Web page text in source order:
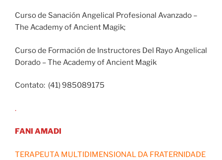
Curso de Sanación Angelical Profesional Avanzado –
The Academy of Ancient Magik;
Curso de Formación de Instructores Del Rayo Angelical
Dorado – The Academy of Ancient Magik
Contato: (41) 985089175
.
FANI AMADI
TERAPEUTA MULTIDIMENSIONAL DA FRATERNIDADE